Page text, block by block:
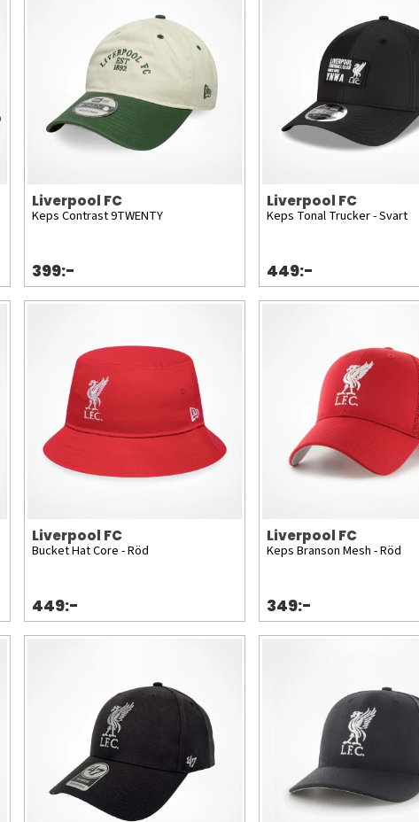
Liverpool FC
Keps Contrast 9TWENTY
399:-
Liverpool FC
Keps Tonal Trucker - Svart
449:-
Liverpool FC
Bucket Hat Core - Röd
449:-
Liverpool FC
Keps Branson Mesh - Röd
349:-